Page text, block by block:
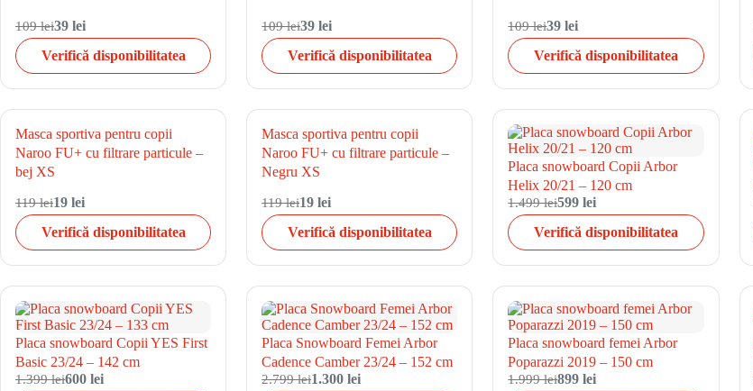
109 lei39 lei
Verifică disponibilitatea
109 lei39 lei
Verifică disponibilitatea
109 lei39 lei
Verifică disponibilitatea
Masca sportiva pentru copii
Naroo FU+ cu filtrare particule –
bej XS
119 lei19 lei
Verifică disponibilitatea
Masca sportiva pentru copii
Naroo FU+ cu filtrare particule –
Negru XS
119 lei19 lei
Verifică disponibilitatea
Placa snowboard Copii Arbor
Helix 20/21 – 120 cm
1.499 lei599 lei
Verifică disponibilitatea
Placa snowboard Copii YES First
Basic 23/24 – 142 cm
1.399 lei600 lei
Placa Snowboard Femei Arbor
Cadence Camber 23/24 – 152 cm
2.799 lei1.300 lei
Placa snowboard femei Arbor
Poparazzi 2019 – 150 cm
1.999 lei899 lei